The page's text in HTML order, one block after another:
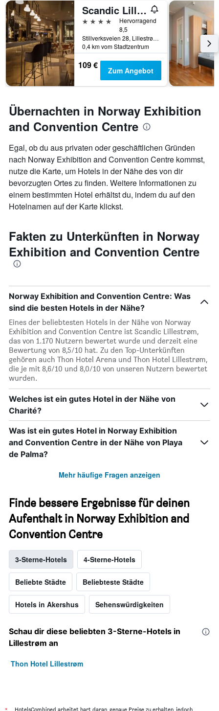
Scandic Lillestrøm
4 Sterne
Hervorragend
8,5
Stillverksveien 28, Lillestrøm, Akershus, Norwegen
0,4 km vom Stadtzentrum
109 € Zum Angebot
Übernachten in Norway Exhibition
and Convention Centre
Egal, ob du aus privaten oder geschäftlichen Gründen
nach Norway Exhibition and Convention Centre kommst,
nutze die Karte, um Hotels in der Nähe des von dir
bevorzugten Ortes zu finden. Weitere Informationen zu
einem bestimmten Hotel erhältst du, indem du auf den
Hotelnamen auf der Karte klickst.
Fakten zu Unterkünften in Norway
Exhibition and Convention Centre
Norway Exhibition and Convention Centre: Was
sind die besten Hotels in der Nähe?
Eines der beliebtesten Hotels in der Nähe von Norway
Exhibition and Convention Centre ist Scandic Lillestrøm,
das von 1.170 Nutzern bewertet wurde und derzeit eine
Bewertung von 8,5/10 hat. Zu den Top-Unterkünften
gehören auch Thon Hotel Arena und Thon Hotel Lillestrøm,
die je mit 8,6/10 und 8,0/10 von unseren Nutzern bewertet
wurden.
Welches ist ein gutes Hotel in der Nähe von
Charité?
Was ist ein gutes Hotel in Norway Exhibition
and Convention Centre in der Nähe von Playa
de Palma?
Mehr häufige Fragen anzeigen
Finde bessere Ergebnisse für deinen
Aufenthalt in Norway Exhibition and
Convention Centre
3-Sterne-Hotels 4-Sterne-Hotels
Beliebte Städte Beliebteste Städte
Hotels in Akershus Sehenswürdigkeiten
Schau dir diese beliebten 3-Sterne-Hotels in
Lillestrøm an
Thon Hotel Lillestrøm
HotelsCombined arbeitet hart daran, genaue Preise zu erhalten, jedoch